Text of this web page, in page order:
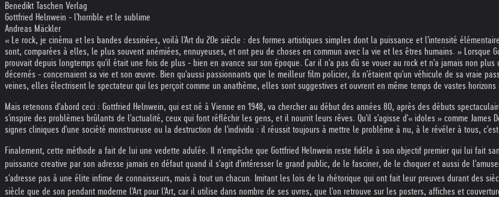
Benedikt Taschen Verlag
Gottfried Helnwein - l'horrible et le sublime
Andreas Mäckler
« Le rock, je cinéma et les bandes dessinées, voilà l'Art du 20e siècle : des formes artistiques simples dont la puissance et l'intensité
sont, comparées à elles, le plus souvent anémiées, ennuyeuses, et ont peu de choses en commun avec la vie et les êtres humains. » Lorsque
prouvait depuis longtemps qu'il était une fois de plus - bien en avance sur son époque. Car il n'a pas dû se vouer au rock et n'a jamais non
décernés - concernaient sa vie et son œuvre. Bien qu'aussi passionnants que le meilleur film policier, ils n'étaient qu'un véhicule de sa vraie
veines, elles électrisent le spectateur qui les perçoit comme un anathème, elles sont suggestives et ouvrent en même temps de vastes
Mais retenons d'abord ceci : Gottfried Helnwein, qui est né à Vienne en 1948, va chercher au début des années 80, après des débuts
s'inspire des problèmes brûlants de l'actualité, ceux qui font réfléchir les gens, et il nourrit leurs rêves. Qu'il s'agisse d'« idoles » comme James
signes cliniques d'une société monstrueuse ou la destruction de l'individu : il réussit toujours à mettre le problème à nu, à le révéler à tous,
Finalement, cette méthode a fait de lui une vedette adulée. Il n'empêche que Gottfried Helnwein reste fidèle à son objectif premier qui lui fait
puissance creative par son adresse jamais en défaut quand il s'agit d'intéresser le grand public, de le fasciner, de le choquer et aussi de
s'adresse pas à une élite infime de connaisseurs, mais à tout un chacun. Imitant les lois de la rhétorique qui ont fait leur preuves durant des
siècle que de son pendant moderne l'Art pour l'Art, car il utilise dans nombre de ses uvres, que l'on retrouve sur les posters, affiches et